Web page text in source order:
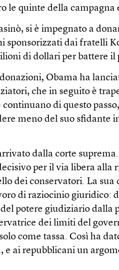
le quinte della campagna
si è impegnato a
sponsorizzati dai fratelli
di dollari per battere il
Obama ha
che in seguito è
continuano di questo
meno del suo sfidante
dalla corte
per il via libera alla
dei conservatori. La sua
di raziocinio giuridico:
potere giudiziario dalla
dei limiti del
come tassa. Così ha
e ai repubblicani un